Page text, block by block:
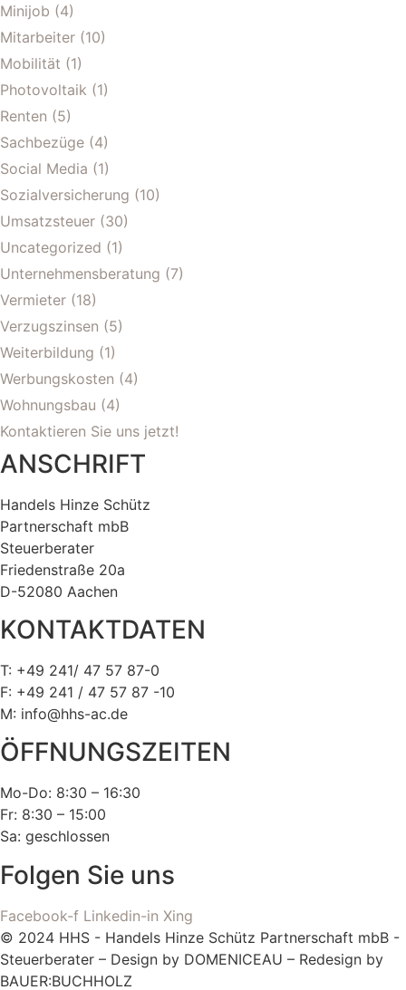
Minijob (4)
Mitarbeiter (10)
Mobilität (1)
Photovoltaik (1)
Renten (5)
Sachbezüge (4)
Social Media (1)
Sozialversicherung (10)
Umsatzsteuer (30)
Uncategorized (1)
Unternehmensberatung (7)
Vermieter (18)
Verzugszinsen (5)
Weiterbildung (1)
Werbungskosten (4)
Wohnungsbau (4)
Kontaktieren Sie uns jetzt!
ANSCHRIFT
Handels Hinze Schütz
Partnerschaft mbB
Steuerberater
Friedenstraße 20a
D-52080 Aachen
KONTAKTDATEN
T: +49 241/ 47 57 87-0
F: +49 241 / 47 57 87 -10
M: info@hhs-ac.de
ÖFFNUNGSZEITEN
Mo-Do: 8:30 – 16:30
Fr: 8:30 – 15:00
Sa: geschlossen
Folgen Sie uns
Facebook-f Linkedin-in Xing
© 2024 HHS - Handels Hinze Schütz Partnerschaft mbB -
Steuerberater – Design by DOMENICEAU – Redesign by
BAUER:BUCHHOLZ